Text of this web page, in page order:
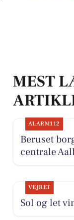
MEST
ALARM112
Beruset
centrale
VEJRET
Sol og let